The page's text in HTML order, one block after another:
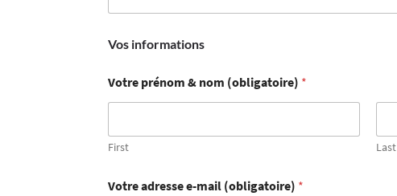
Vos informations
Votre prénom & nom (obligatoire) *
First Last
Votre adresse e-mail (obligatoire) *